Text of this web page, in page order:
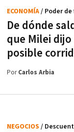
De dónde
que Milei
posible
ECONOMÍA/ Poder de
PorCarlos Arbia
NEGOCIOS /